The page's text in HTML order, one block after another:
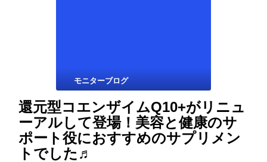
モニターブログ
還元型コエンザイムQ10+がリニュ
ーアルして登場！美容と健康のサ
ポート役におすすめのサプリメン
トでした♬